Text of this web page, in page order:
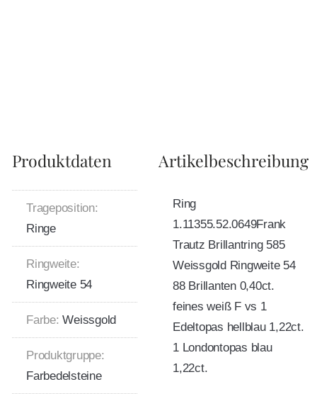
Produktdaten
Trageposition:
Ringe
Ringweite:
Ringweite 54
Farbe: Weissgold
Produktgruppe:
Farbedelsteine
Artikelbeschreibung
Ring
1.11355.52.0649Frank
Trautz Brillantring 585
Weissgold Ringweite 54
88 Brillanten 0,40ct.
feines weiß F vs 1
Edeltopas hellblau 1,22ct.
1 Londontopas blau
1,22ct.